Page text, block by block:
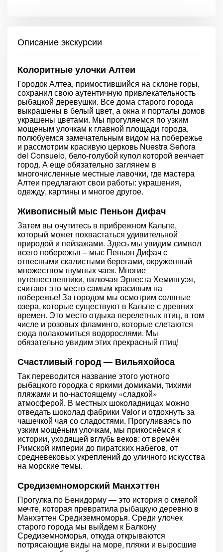
Описание экскурсии
Колоритные улочки Алтеи
Городок Алтеа, примостившийся на склоне горы,
сохранил свою аутентичную привлекательность
рыбацкой деревушки. Все дома старого города
выкрашены в белый цвет, а окна и порталы домов
украшены цветами. Мы прогуляемся по узким
мощеным улочкам к главной площади города,
полюбуемся замечательным видом на побережье
и рассмотрим красивую церковь Nuestra Señora
del Consuelo, бело-голубой купол которой венчает
город. А еще обязательно заглянем в
многочисленные местные лавочки, где мастера
Алтеи предлагают свои работы: украшения,
одежду, картины и многое другое.
Живописный мыс Пеньон Дифач
Затем вы очутитесь в прибрежном Кальпе,
который может похвастаться удивительной
природой и пейзажами. Здесь мы увидим символ
всего побережья – мыс Пеньон Дифач с
отвесными скалистыми берегами, окруженный
множеством шумных чаек. Многие
путешественники, включая Эрнеста Хемингуэя,
считают это место самым красивым на
побережье! За городом мы осмотрим соляные
озера, которые существуют в Кальпе с древних
времен. Это место отдыха перелетных птиц, в том
числе и розовых фламинго, которые слетаются
сюда полакомиться водорослями. Мы
обязательно увидим этих прекрасный птиц!
Счастливый город — Вильяхойоса
Так переводится название этого уютного
рыбацкого городка с яркими домиками, тихими
пляжами и по-настоящему «сладкой»
атмосферой. В местных шоколадницах можно
отведать шоколад фабрики Valor и отдохнуть за
чашечкой чая со сладостями. Прогуливаясь по
узким мощёным улочкам, мы прикоснёмся к
истории, уходящей вглубь веков: от времён
Римской империи до пиратских набегов, от
средневековых укреплений до уличного искусства
на морские темы.
Средиземноморский Манхэттен
Прогулка по Бенидорму — это история о смелой
мечте, которая превратила рыбацкую деревню в
Манхэттен Средиземноморья. Среди улочек
старого города мы выйдем к Балкону
Средиземноморья, откуда открываются
потрясающие виды на море, пляжи и выросшие